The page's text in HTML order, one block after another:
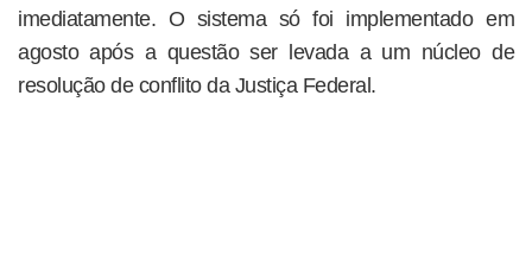
imediatamente. O sistema só foi implementado em
agosto após a questão ser levada a um núcleo de
resolução de conflito da Justiça Federal.